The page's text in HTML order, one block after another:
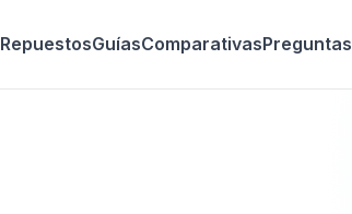
RepuestosGuíasComparativasPreguntas